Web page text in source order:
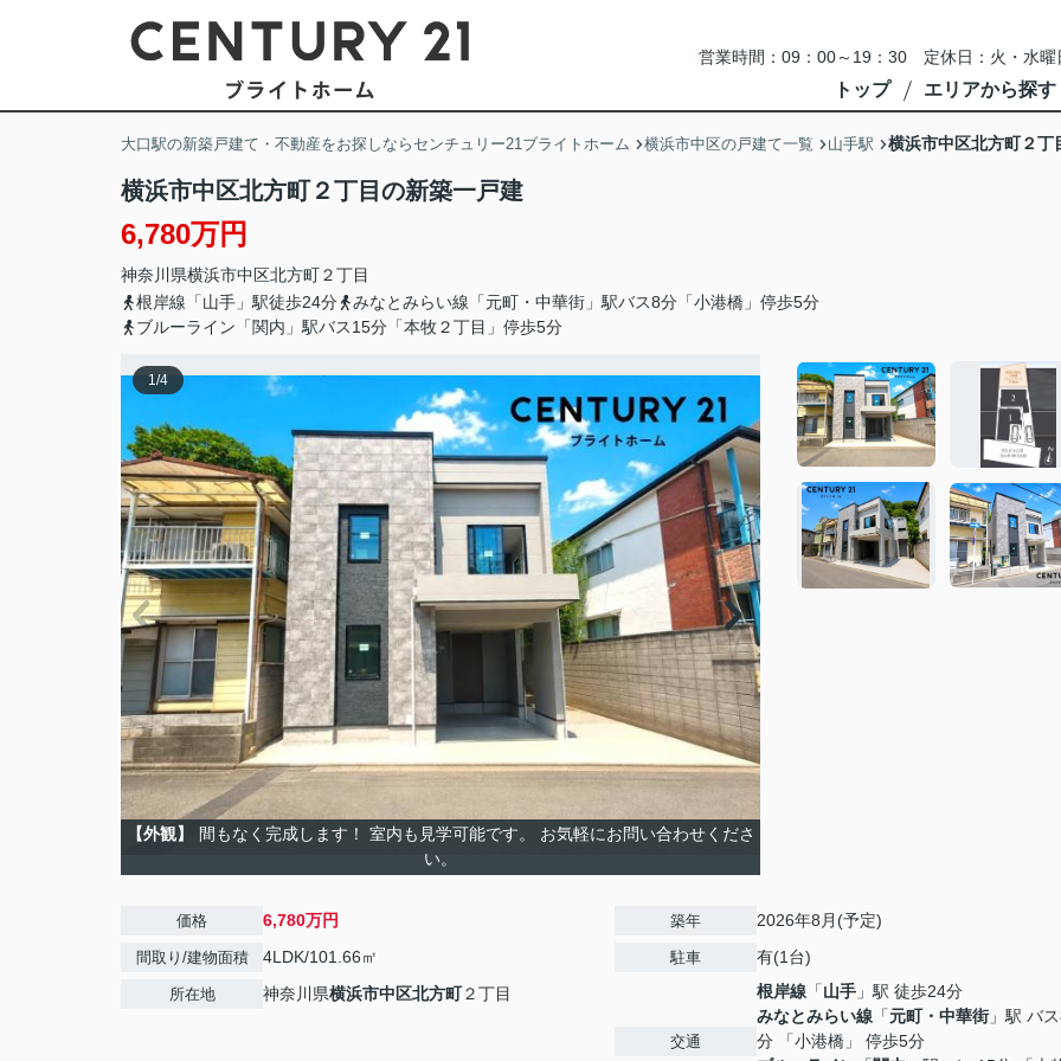
営業時間：09：00～19：30 定休日：火・水
トップ エリアから探す
大口駅の新築戸建て・不動産をお探しならセンチュリー21ブライトホーム 横浜市中区の戸建て一覧 山手駅 横浜市中区北方町２丁
横浜市中区北方町２丁目の新築一戸建
6,780万円
神奈川県横浜市中区北方町２丁目
根岸線「山手」駅徒歩24分
みなとみらい線「元町・中華街」駅バス8分「小港橋」停歩5分
ブルーライン「関内」駅バス15分「本牧２丁目」停歩5分
1/4
【外観】
間もなく完成します！ 室内も見学可能です。 お気軽にお問い合わせくださ
い。
価格 6,780万円
間取り/建物面積 4LDK/101.66㎡
所在地 神奈川県横浜市中区北方町２丁目
築年 2026年8月(予定)
駐車 有(1台)
交通
根岸線 「山手 」駅 徒歩24分
みなとみらい線 「元町・中華街」駅 バ
分 「小港橋」 停歩5分